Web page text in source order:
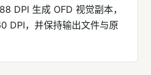
DPI 生成 OFD 视觉副本，
DPI，并保持输出文件与原